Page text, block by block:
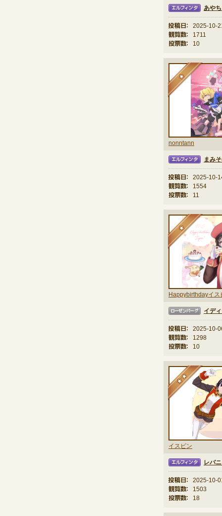
あや
投稿日：
2025-10-
観覧数：
1711
投票数：
10
nonntann
★
まみ
投稿日：
2025-10-
観覧数：
1554
投票数：
11
Happybirthdayイス
★
イデ
投稿日：
2025-10-
観覧数：
1298
投票数：
10
イスピン
★★
レバ
投稿日：
2025-10-
観覧数：
1503
投票数：
18